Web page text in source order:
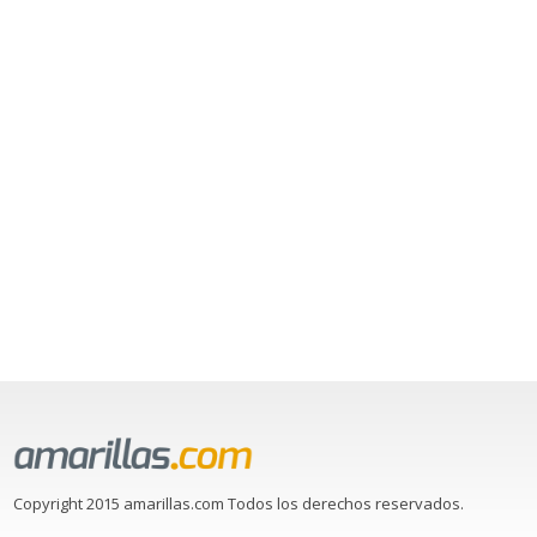
Copyright 2015 amarillas.com Todos los derechos reservados.